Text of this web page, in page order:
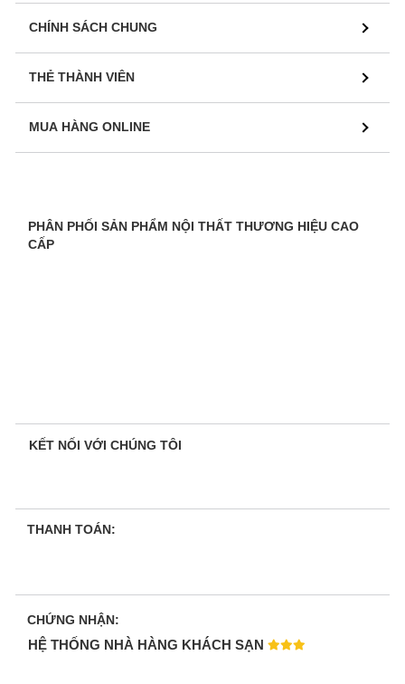
CHÍNH SÁCH CHUNG
THẺ THÀNH VIÊN
MUA HÀNG ONLINE
PHÂN PHỐI SẢN PHẨM NỘI THẤT THƯƠNG HIỆU CAO
CẤP
HỆ THỐNG NHÀ HÀNG KHÁCH SẠN
KẾT NỐI VỚI CHÚNG TÔI
THANH TOÁN:
CHỨNG NHẬN: